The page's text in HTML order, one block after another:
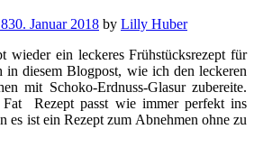
30. Januar 2018 by Lilly Huber
ein leckeres Frühstücksrezept für
in diesem Blogpost, wie ich den leckeren
mit Schoko-Erdnuss-Glasur zubereite.
Rezept passt wie immer perfekt ins
es ist ein Rezept zum Abnehmen ohne zu